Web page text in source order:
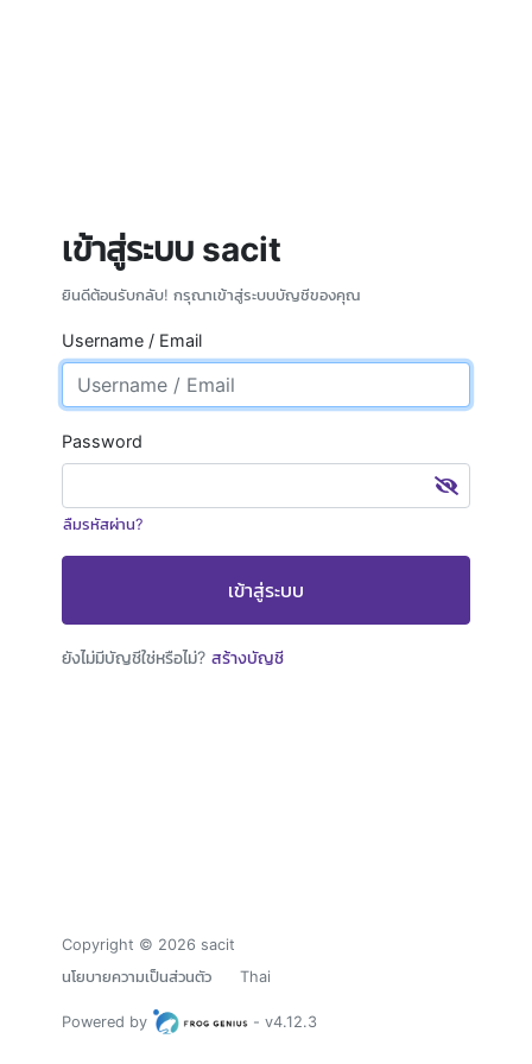
sacit
เข้าสู่ระบบ sacit
ยินดีต้อนรับกลับ! กรุณาเข้าสู่ระบบบัญชีของคุณ
Username / Email
Password
ลืมรหัสผ่าน?
เข้าสู่ระบบ
ยังไม่มีบัญชีใช่หรือไม่? สร้างบัญชี
Copyright © 2026 sacit
นโยบายความเป็นส่วนตัว
Thai
Powered by - v4.12.3
Loading...